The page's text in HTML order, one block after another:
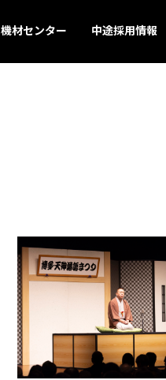
機材センター 中途採用情報